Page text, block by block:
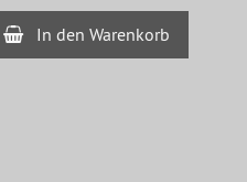
In den Warenkorb